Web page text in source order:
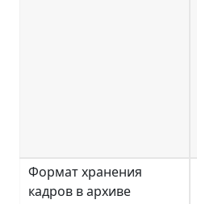
Формат хранения
кадров в архиве